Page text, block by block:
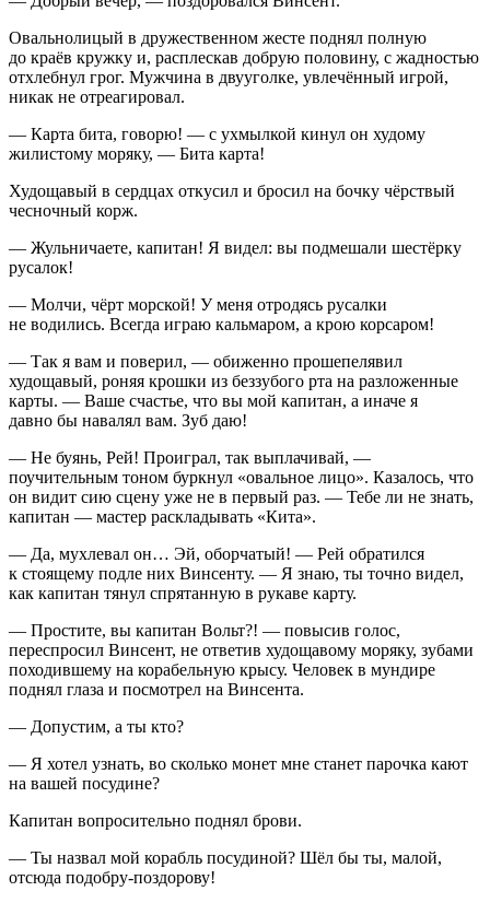
Овальнолицый в дружественном жесте поднял полную
до краёв кружку и, расплескав добрую половину, с жадностью
отхлебнул грог. Мужчина в двууголке, увлечённый игрой,
никак не отреагировал.
— Карта бита, говорю! — с ухмылкой кинул он худому
жилистому моряку, — Бита карта!
Худощавый в сердцах откусил и бросил на бочку чёрствый
чесночный корж.
— Жульничаете, капитан! Я видел: вы подмешали шестёрку
русалок!
— Молчи, чёрт морской! У меня отродясь русалки
не водились. Всегда играю кальмаром, а крою корсаром!
— Так я вам и поверил, — обиженно прошепелявил
худощавый, роняя крошки из беззубого рта на разложенные
карты. — Ваше счастье, что вы мой капитан, а иначе я
давно бы навалял вам. Зуб даю!
— Не буянь, Рей! Проиграл, так выплачивай, —
поучительным тоном буркнул «овальное лицо». Казалось, что
он видит сию сцену уже не в первый раз. — Тебе ли не знать,
капитан — мастер раскладывать «Кита».
— Да, мухлевал он… Эй, оборчатый! — Рей обратился
к стоящему подле них Винсенту. — Я знаю, ты точно видел,
как капитан тянул спрятанную в рукаве карту.
— Простите, вы капитан Вольт?! — повысив голос,
переспросил Винсент, не ответив худощавому моряку, зубами
походившему на корабельную крысу. Человек в мундире
поднял глаза и посмотрел на Винсента.
— Допустим, а ты кто?
— Я хотел узнать, во сколько монет мне станет парочка кают
на вашей посудине?
Капитан вопросительно поднял брови.
— Ты назвал мой корабль посудиной? Шёл бы ты, малой,
отсюда подобру-поздорову!